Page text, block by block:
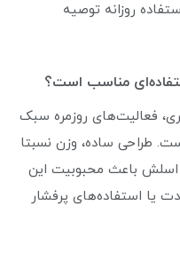
روزانه توصیه
مناسب است؟
فعالیت‌های روزمره سبک
طراحی ساده، وزن نسبتا
اسلش باعث محبوبیت این
یا استفاده‌های پرفشار